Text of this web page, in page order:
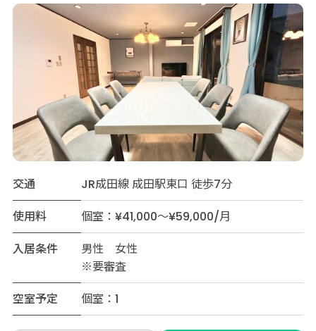
交通
JR成田線 成田駅東口 徒歩7分
使用料
個室：¥41,000～¥59,000/月
入居条件
男性 女性
※要審査
空室予定
個室：1